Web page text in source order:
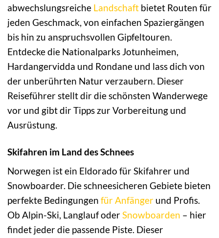
abwechslungsreiche Landschaft bietet Routen für
jeden Geschmack, von einfachen Spaziergängen
bis hin zu anspruchsvollen Gipfeltouren.
Entdecke die Nationalparks Jotunheimen,
Hardangervidda und Rondane und lass dich von
der unberührten Natur verzaubern. Dieser
Reiseführer stellt dir die schönsten Wanderwege
vor und gibt dir Tipps zur Vorbereitung und
Ausrüstung.
Skifahren im Land des Schnees
Norwegen ist ein Eldorado für Skifahrer und
Snowboarder. Die schneesicheren Gebiete bieten
perfekte Bedingungen für Anfänger und Profis.
Ob Alpin-Ski, Langlauf oderSnowboarden – hier
findet jeder die passende Piste. Dieser